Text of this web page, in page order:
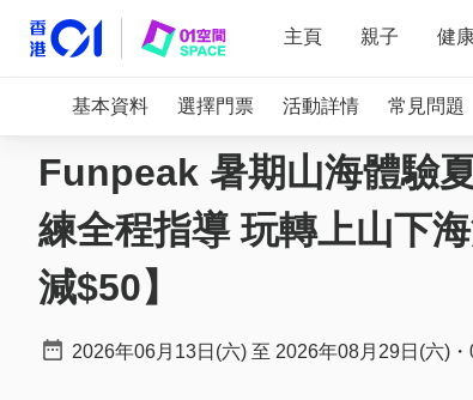
主頁 親子 健
基本資料 選擇門票 活動詳情 常見問題
Funpeak 暑期山海體驗
練全程指導 玩轉上山下
減$50】
2026年06月13日(六) 至 2026年08月29日(六) ・